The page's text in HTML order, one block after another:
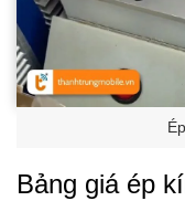
Bảng giá ép